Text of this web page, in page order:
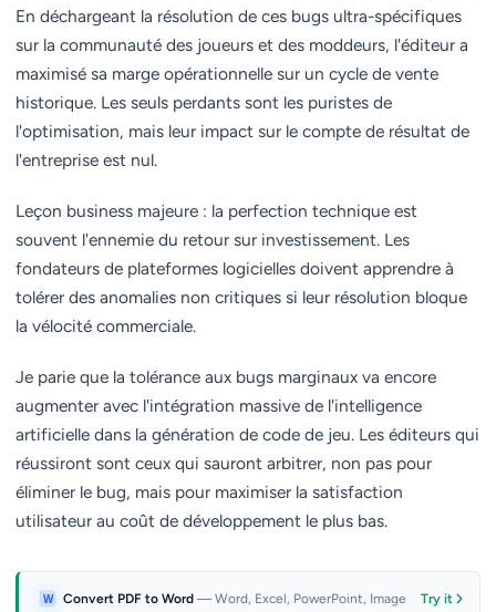
En déchargeant la résolution de ces bugs ultra-spécifiques
sur la communauté des joueurs et des moddeurs, l'éditeur a
maximisé sa marge opérationnelle sur un cycle de vente
historique. Les seuls perdants sont les puristes de
l'optimisation, mais leur impact sur le compte de résultat de
l'entreprise est nul.
Leçon business majeure : la perfection technique est
souvent l'ennemie du retour sur investissement. Les
fondateurs de plateformes logicielles doivent apprendre à
tolérer des anomalies non critiques si leur résolution bloque
la vélocité commerciale.
Je parie que la tolérance aux bugs marginaux va encore
augmenter avec l'intégration massive de l'intelligence
artificielle dans la génération de code de jeu. Les éditeurs qui
réussiront sont ceux qui sauront arbitrer, non pas pour
éliminer le bug, mais pour maximiser la satisfaction
utilisateur au coût de développement le plus bas.
Convert PDF to Word — Word, Excel, PowerPoint, Image Try it